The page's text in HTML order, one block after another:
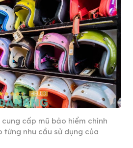
cung cấp mũ bảo hiểm chính
từng nhu cầu sử dụng của